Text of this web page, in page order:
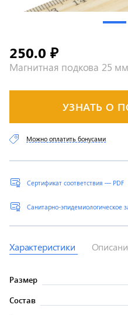
Магнитная подкова 25 мм
250.0 ₽
УЗНАТЬ О
Сертификат соответствия — PDF
Санитарно-эпидемиологическое
Можно оплатить бонусами
Характеристики
Размер
Состав